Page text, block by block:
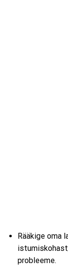
Rääkige oma
probleeme.